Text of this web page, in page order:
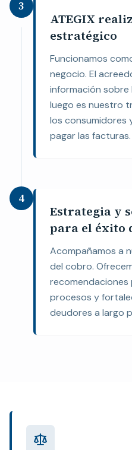
3
ATEGIX
estratégico
Funcionamos
negocio. El
información
luego es nuestro
los consumidores
pagar las facturas.
4
Estrategia y
para el éxito
Acompañamos a
del cobro.
recomendaciones
procesos y
deudores a largo